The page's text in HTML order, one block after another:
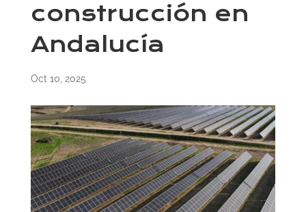
construcción en
Andalucía
Oct 10, 2025